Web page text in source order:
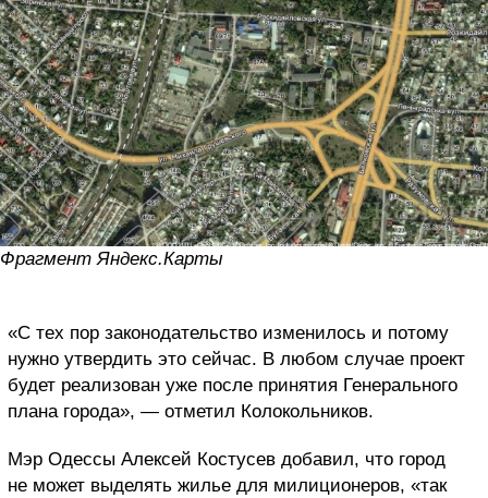
Фрагмент Яндекс.Карты
«С тех пор законодательство изменилось и потому
нужно утвердить это сейчас. В любом случае проект
будет реализован уже после принятия Генерального
плана города», — отметил Колокольников.
Мэр Одессы Алексей Костусев добавил, что город
не может выделять жилье для милиционеров, «так